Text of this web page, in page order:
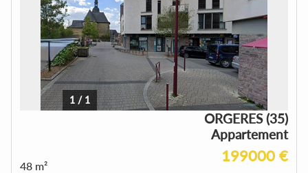
1 / 1
ORGERES (35)
Appartement
199000 €
48 m²